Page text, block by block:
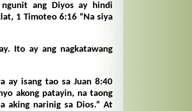
ang Diyos ay hindi
1 Timoteo 6:16 “Na siya
Ito ay ang nagkatawang
ay isang tao sa Juan 8:40
akong patayin, na taong
aking narinig sa Dios.” At